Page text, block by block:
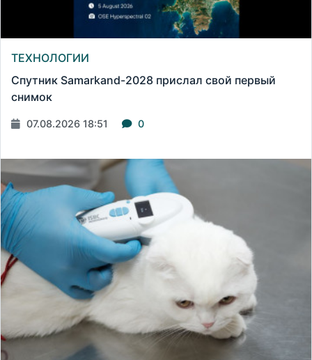
ТЕХНОЛОГИИ
Спутник Samarkand-2028 прислал свой первый
снимок
07.08.2026 18:51 0